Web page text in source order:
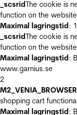
_scsridThe cookie is
function on the
Maximal lagringstid:
_scsridThe cookie is
function on the
Maximal lagringstid:
www.garnius.se
2
shopping cart
Maximal lagringstid: